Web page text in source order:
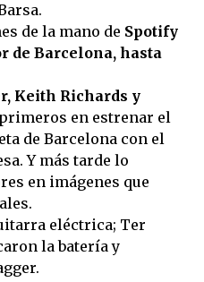
de la mano de Spotify
de Barcelona, hasta
Keith Richards y
en estrenar el
de Barcelona con el
Y más tarde lo
en imágenes que
eléctrica; Ter
la batería y